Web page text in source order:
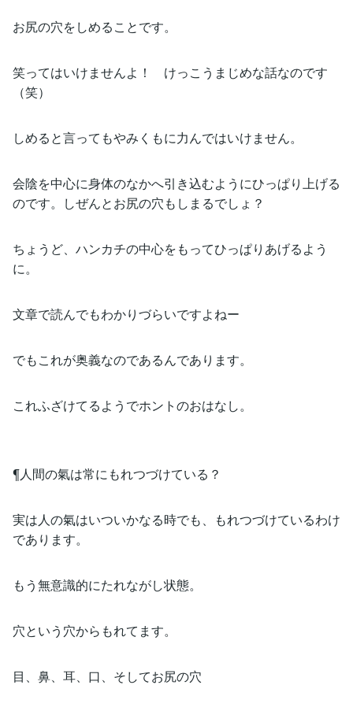
お尻の穴をしめることです。
笑ってはいけませんよ！ けっこうまじめな話なのです
（笑）
しめると言ってもやみくもに力んではいけません。
会陰を中心に身体のなかへ引き込むようにひっぱり上げる
のです。しぜんとお尻の穴もしまるでしょ？
ちょうど、ハンカチの中心をもってひっぱりあげるよう
に。
文章で読んでもわかりづらいですよねー
でもこれが奥義なのであるんであります。
これふざけてるようでホントのおはなし。
¶人間の氣は常にもれつづけている？
実は人の氣はいついかなる時でも、もれつづけているわけ
であります。
もう無意識的にたれながし状態。
穴という穴からもれてます。
目、鼻、耳、口、そしてお尻の穴